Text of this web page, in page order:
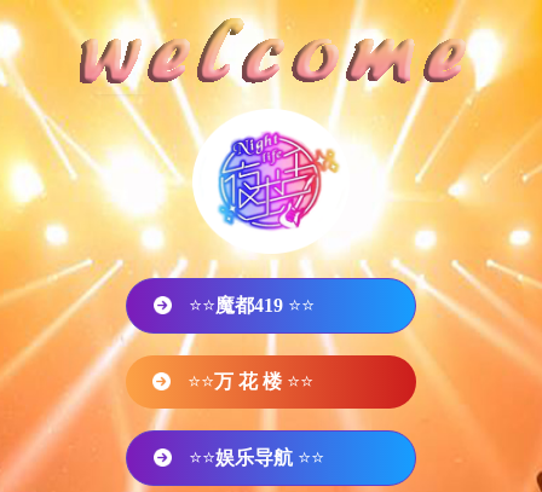
⭐⭐魔都419 ⭐⭐
⭐⭐万 花 楼 ⭐⭐
⭐⭐娱乐导航 ⭐⭐